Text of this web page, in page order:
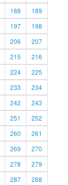
188
189
197
198
206
207
215
216
224
225
233
234
242
243
251
252
260
261
269
270
278
279
287 288